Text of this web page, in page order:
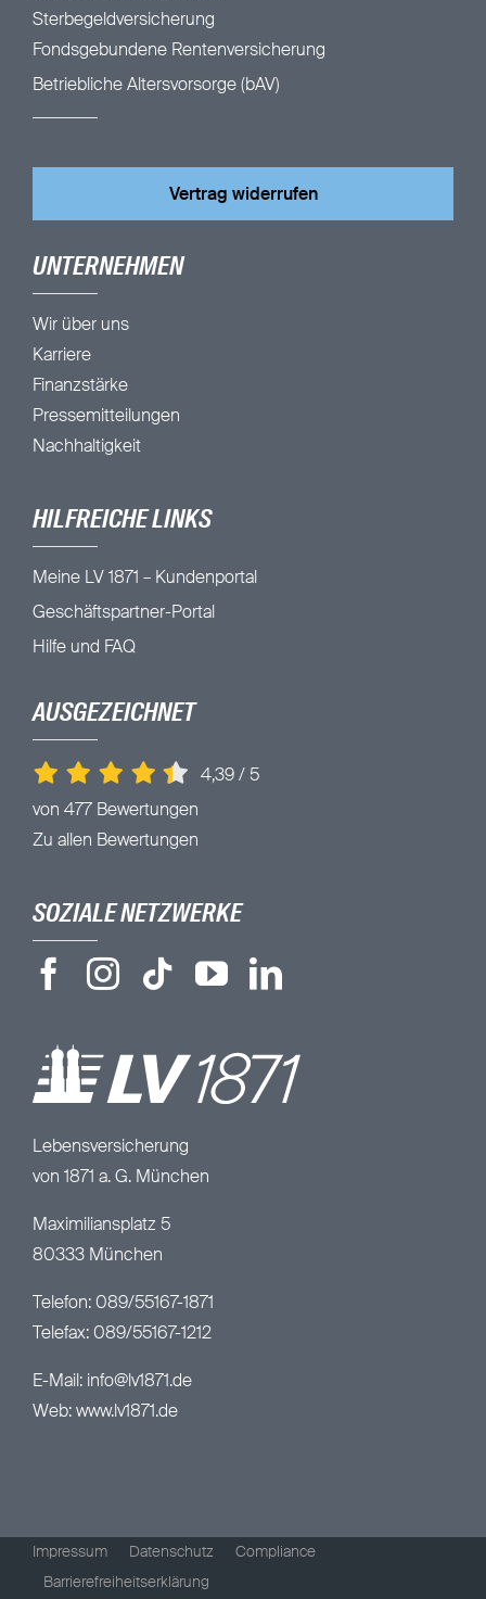
Sterbegeldversicherung
Fondsgebundene Rentenversicherung
Betriebliche Altersvorsorge (bAV)
Vertrag widerrufen
UNTERNEHMEN
Wir über uns
Karriere
Finanzstärke
Pressemitteilungen
Nachhaltigkeit
HILFREICHE LINKS
Meine LV 1871 – Kundenportal
Geschäftspartner-Portal
Hilfe und FAQ
AUSGEZEICHNET
4,39/ 5
von 477 Bewertungen
Zu allen Bewertungen
SOZIALE NETZWERKE
Lebensversicherung
von 1871 a. G. München
Maximiliansplatz 5
80333 München
Telefon: 089/55167-1871
Telefax: 089/55167-1212
E-Mail: info@lv1871.de
Web: www.lv1871.de
Impressum Datenschutz
Compliance
Barrierefreiheitserklärung